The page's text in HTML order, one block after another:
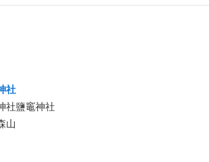
社
社鹽竈神社
山